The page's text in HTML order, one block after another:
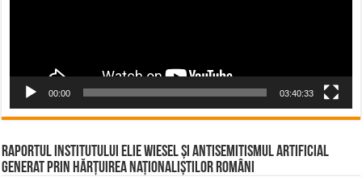
00:00 03:40:33
Raportul Institutului Elie Wiesel și Antisemitismul Artificial
Generat prin Hărțuirea Naționaliștilor Români